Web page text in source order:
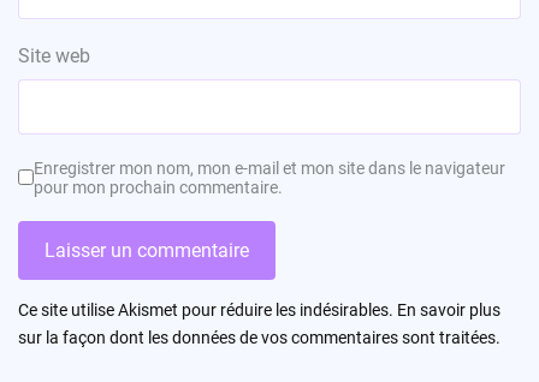
Site web
Enregistrer mon nom, mon e-mail et mon site dans le navigateur
pour mon prochain commentaire.
Ce site utilise Akismet pour réduire les indésirables. En savoir plus
sur la façon dont les données de vos commentaires sont traitées.